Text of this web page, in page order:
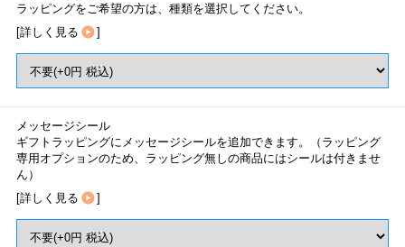
ラッピングをご希望の方は、種類を選択してください。
[詳しく見る ]
メッセージシール
ギフトラッピングにメッセージシールを追加できます。（ラッピング
専用オプションのため、ラッピング無しの商品にはシールは付きませ
ん）
[詳しく見る ]